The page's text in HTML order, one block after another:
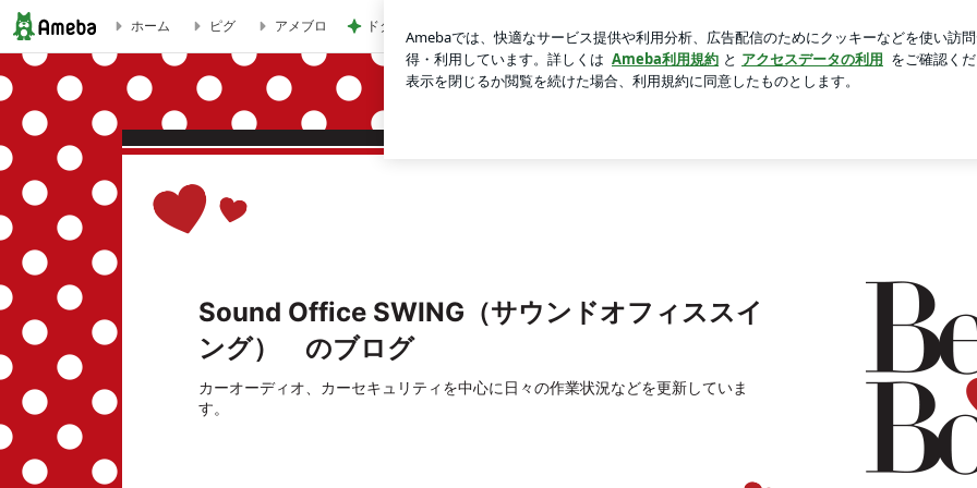
ヴェルファイアセキュリティ | Sound Office SWING（サウンドオフィススイング） のブログ
ホーム ピグ アメブロ ドタキャンママ友の妊娠報告 ログイ
Sound Office SWING（サウンドオフィススイ
ング） のブログ
カーオーディオ、カーセキュリティを中心に日々の作業状況などを更新していま
す。